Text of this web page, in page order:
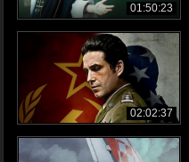
01:50:23
02:02:37